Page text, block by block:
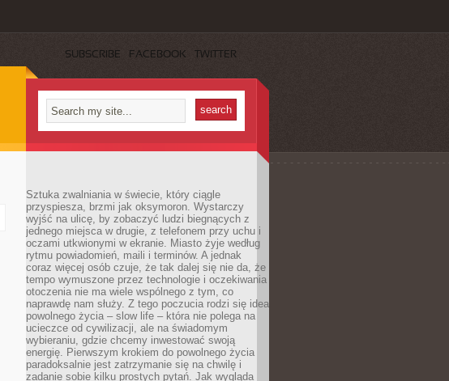
SUBSCRIBE FACEBOOK TWITTER
Sztuka zwalniania w świecie, który ciągle
przyspiesza, brzmi jak oksymoron. Wystarczy
wyjść na ulicę, by zobaczyć ludzi biegnących z
jednego miejsca w drugie, z telefonem przy uchu i
oczami utkwionymi w ekranie. Miasto żyje według
rytmu powiadomień, maili i terminów. A jednak
coraz więcej osób czuje, że tak dalej się nie da, że
tempo wymuszone przez technologie i oczekiwania
otoczenia nie ma wiele wspólnego z tym, co
naprawdę nam służy. Z tego poczucia rodzi się idea
powolnego życia – slow life – która nie polega na
ucieczce od cywilizacji, ale na świadomym
wybieraniu, gdzie chcemy inwestować swoją
energię. Pierwszym krokiem do powolnego życia
paradoksalnie jest zatrzymanie się na chwilę i
zadanie sobie kilku prostych pytań. Jak wygląda